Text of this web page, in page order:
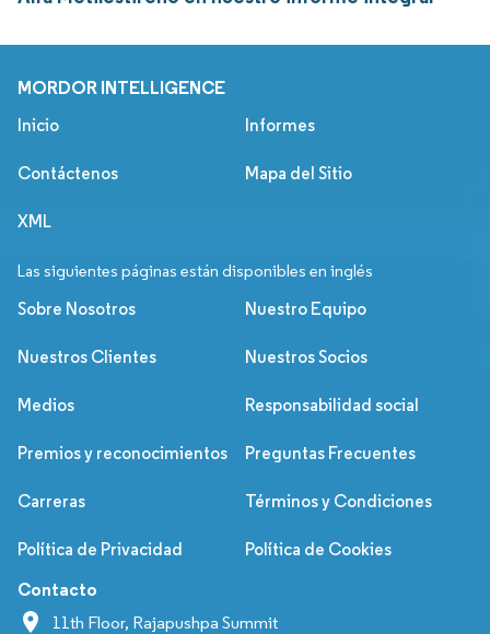
MORDOR INTELLIGENCE
Inicio Informes
Contáctenos Mapa del Sitio
XML
Las siguientes páginas están disponibles en inglés
Sobre Nosotros Nuestro Equipo
Nuestros Clientes Nuestros Socios
Medios Responsabilidad social
Premios y reconocimientos Preguntas Frecuentes
Carreras Términos y Condiciones
Política de Privacidad Política de Cookies
Contacto
11th Floor, Rajapushpa Summit